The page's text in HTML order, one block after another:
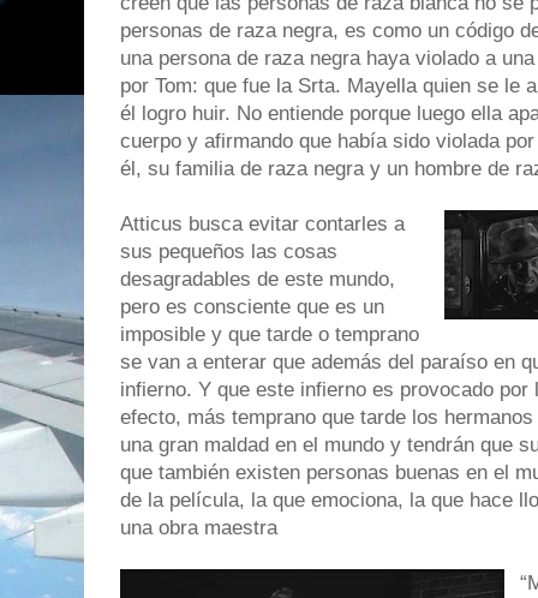
personas de raza negra, es como un código
una persona de raza negra haya violado a
por Tom: que fue la Srta. Mayellaquien se le
él logro huir. No entiende porque luego ella
cuerpo y afirmando que había sido violada
él, su familia de raza negra y un hombre de
Atticus busca evitar contarles a
sus pequeños las cosas
desagradables de este mundo,
pero es consciente que es un
imposible y que tarde o temprano
se van a enterar que además del paraíso en
infierno. Y que este infierno es provocado
efecto, más temprano que tarde los
una gran maldad en el mundo y tendrán que
que también existen personas buenas en el
de la película, la que emociona, la que hace
una obra maestra